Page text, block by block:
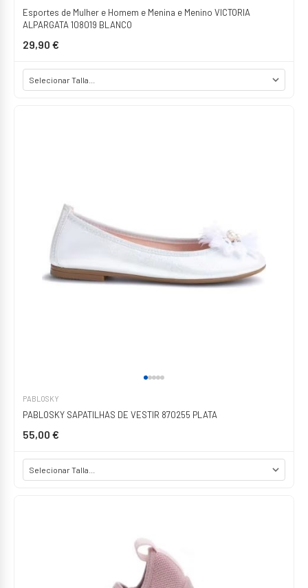
Esportes de Mulher e Homem e Menina e Menino VICTORIA
ALPARGATA 108019 BLANCO
29,90 €
PABLOSKY
PABLOSKY SAPATILHAS DE VESTIR 870255 PLATA
55,00 €